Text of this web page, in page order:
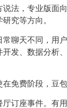
说法，专业版面
究等方向。
常聊天不同，用
开发、数据分析
免费阶段，豆
厅订座事件。有